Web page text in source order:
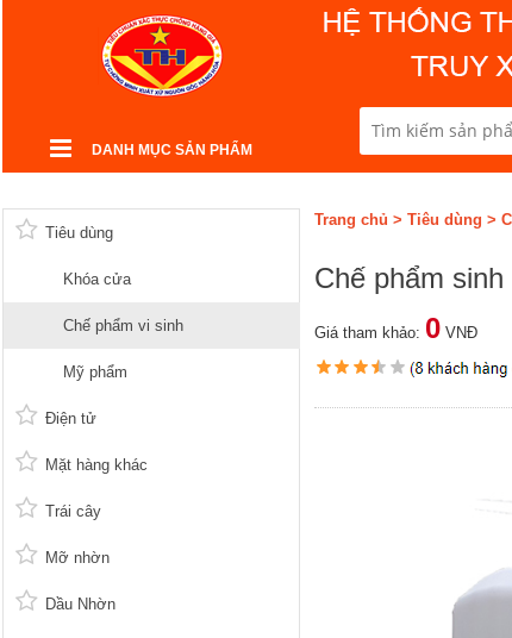
DANH MỤC SẢN PHẨM
Tiêu dùng
Khóa cửa
Chế phẩm vi sinh
Mỹ phẩm
Điện tử
Mặt hàng khác
Trái cây
Mỡ nhờn
Dầu Nhờn
Trang chủ > Tiêu dùng >
Chế phẩm
Giá tham khảo: 0 VNĐ